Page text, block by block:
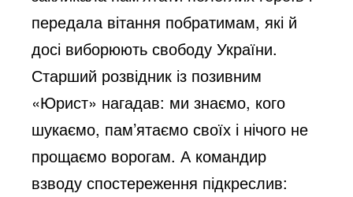
передала вітання побратимам, які й
досі виборюють свободу України.
Старший розвідник із позивним
«Юрист» нагадав: ми знаємо, кого
шукаємо, пам’ятаємо своїх і нічого не
прощаємо ворогам. А командир
взводу спостереження підкреслив: